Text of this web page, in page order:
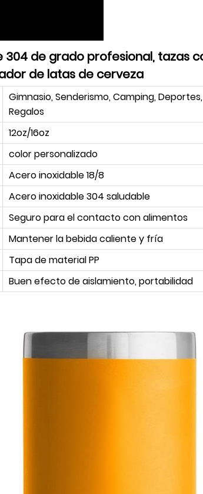
de grado profesional, tazas
de latas de cerveza
Gimnasio, Senderismo, Camping, Deportes,
Regalos
12oz/16oz
color personalizado
Acero inoxidable 18/8
Acero inoxidable 304 saludable
Seguro para el contacto con alimentos
Mantener la bebida caliente y fría
Tapa de material PP
Buen efecto de aislamiento, portabilidad